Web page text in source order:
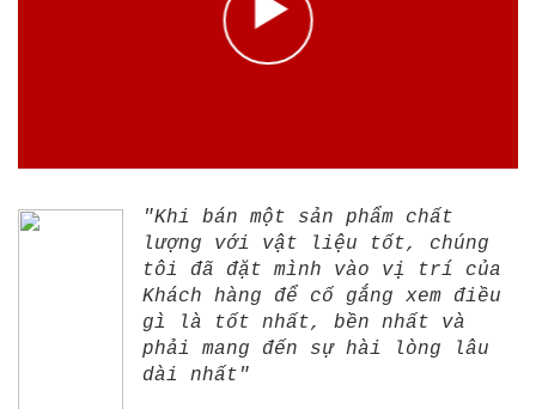
"Khi bán một sản phẩm chất
lượng với vật liệu tốt, chúng
tôi đã đặt mình vào vị trí của
Khách hàng để cố gắng xem điều
gì là tốt nhất, bền nhất và
phải mang đến sự hài lòng lâu
dài nhất"